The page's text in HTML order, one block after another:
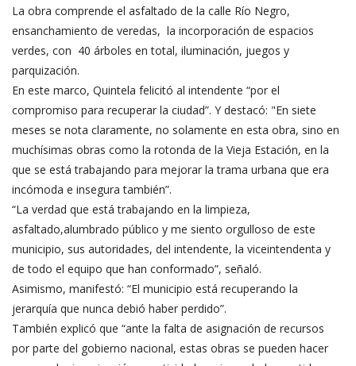
La obra comprende el asfaltado de la calle Río Negro,
ensanchamiento de veredas, la incorporación de espacios
verdes, con 40 árboles en total, iluminación, juegos y
parquización.
En este marco, Quintela felicitó al intendente “por el
compromiso para recuperar la ciudad”. Y destacó: "En siete
meses se nota claramente, no solamente en esta obra, sino en
muchísimas obras como la rotonda de la Vieja Estación, en la
que se está trabajando para mejorar la trama urbana que era
incómoda e insegura también”.
“La verdad que está trabajando en la limpieza,
asfaltado,alumbrado público y me siento orgulloso de este
municipio, sus autoridades, del intendente, la viceintendenta y
de todo el equipo que han conformado”, señaló.
Asimismo, manifestó: “El municipio está recuperando la
jerarquía que nunca debió haber perdido”.
También explicó que “ante la falta de asignación de recursos
por parte del gobierno nacional, estas obras se pueden hacer